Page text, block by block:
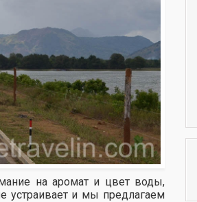
на аромат и цвет воды,
устраивает и мы предлагаем